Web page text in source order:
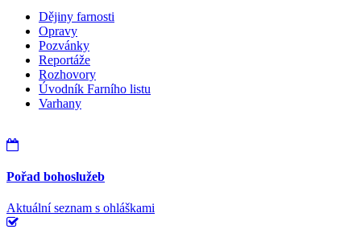
Dějiny farnosti
Opravy
Pozvánky
Reportáže
Rozhovory
Úvodník Farního listu
Varhany
Pořad bohoslužeb
Aktuální seznam s ohláškami